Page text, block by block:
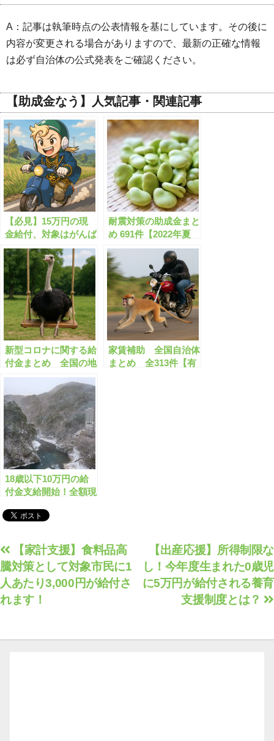
A：記事は執筆時点の公表情報を基にしています。その後に
内容が変更される場合がありますので、最新の正確な情報
は必ず自治体の公式発表をご確認ください。
【助成金なう】人気記事・関連記事
【必見】15万円の現
金給付、対象はがんば
る若者！
耐震対策の助成金まと
め 691件【2022年夏
版】耐震改修/耐震診
断/ブロック塀除去/空
き家解体 など【有料
会員限定】
新型コロナに関する給
付金まとめ 全国の地
方自治体で359件【有
料会員限定】
家賃補助 全国自治体
まとめ 全313件【有
18歳以下10万円の給
付金支給開始！全額現
介♪ マイナンバーカー
も一律2万円+α
投
稿
ナ
ビ
【出産応援】所得制限な
し！今年度生まれた0歳児
に5万円が給付される養育
支援制度とは？
【家計支援】食料品高
騰対策として対象市民に1
人あたり3,000円が給付さ
れます！